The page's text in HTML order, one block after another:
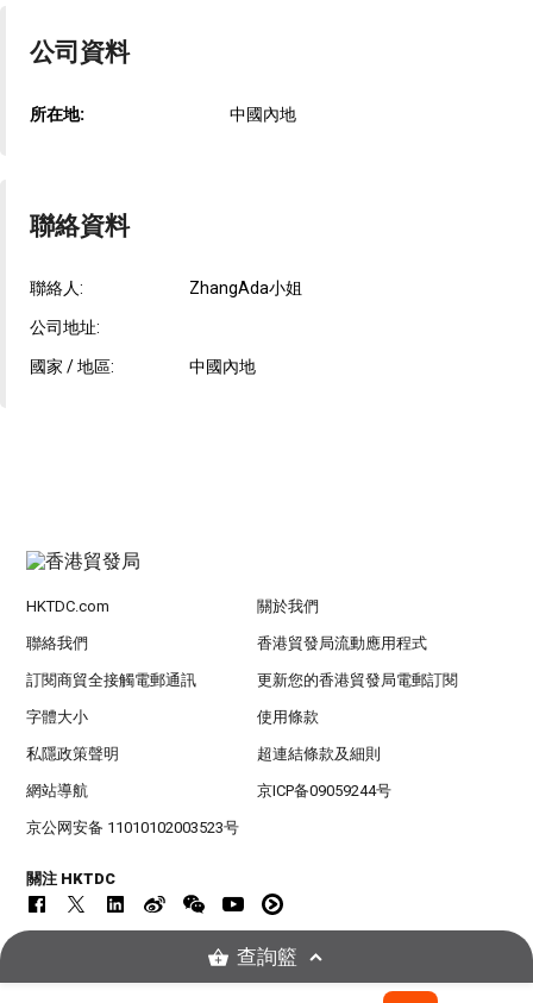
公司資料
所在地: 中國內地
聯絡資料
聯絡人: ZhangAda小姐
公司地址:
國家 / 地區: 中國內地
HKTDC.com 關於我們
聯絡我們 香港貿發局流動應用程式
訂閱商貿全接觸電郵通訊 更新您的香港貿發局電郵訂閱
字體大小 使用條款
私隱政策聲明 超連結條款及細則
網站導航 京ICP备09059244号
京公网安备 11010102003523号
關注 HKTDC
香港貿易發展局版權所有，對違反版權者保留一切追索權利 。
查詢籃